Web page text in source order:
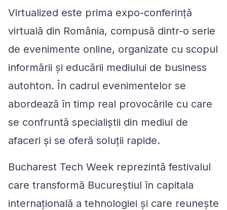
Virtualized este prima expo-conferință
virtuală din România, compusă dintr-o serie
de evenimente online, organizate cu scopul
informării și educării mediului de business
autohton. În cadrul evenimentelor se
abordează în timp real provocările cu care
se confruntă specialiștii din mediul de
afaceri și se oferă soluții rapide.
Bucharest Tech Week reprezintă festivalul
care transformă Bucureștiul în capitala
internațională a tehnologiei și care reunește